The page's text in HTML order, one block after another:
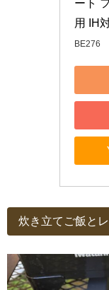
ート
用 IH
BE276
炊き立てご飯と